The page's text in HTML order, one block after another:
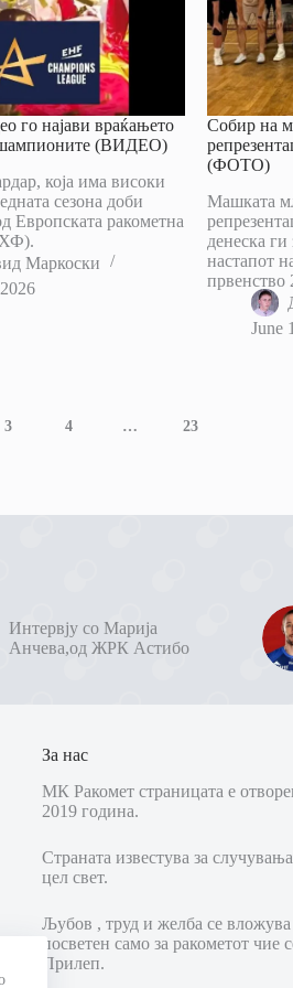
го најави враќањето
(ВИДЕО)
која има високи
сезона доби
Европската ракометна
Маркоски
Собир на
(ФОТО)
Машката
денеска ги
настапот
првенство
June
3 4 … 23
Интервју со Марија
Анчева,од ЖРК Астибо
За нас
МК Ракомет страницата е
2019 година.
Страната известува за
цел свет.
Љубов , труд и желба се вложува
посветен само за ракометот чие
Прилеп.